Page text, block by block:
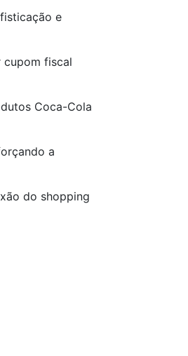
e
cupom fiscal
Coca-Cola
a
do shopping